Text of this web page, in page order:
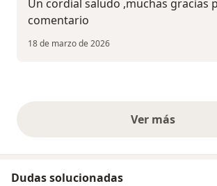
Un cordial saludo ,muchas gracias
comentario
18 de marzo de 2026
Ver másopiniones
Dudas solucionadas